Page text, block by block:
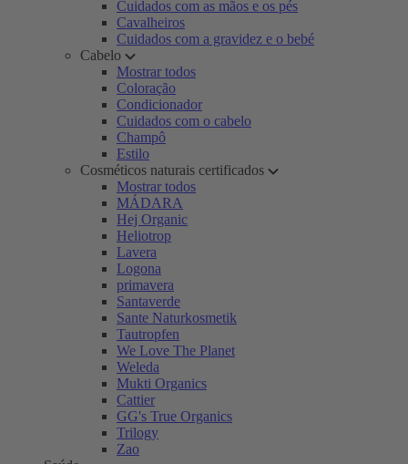
Cuidados com as mãos e os pés
Cavalheiros
Cuidados com a gravidez e o bebé
Cabelo
Mostrar todos
Coloração
Condicionador
Cuidados com o cabelo
Champô
Estilo
Cosméticos naturais certificados
Mostrar todos
MÁDARA
Hej Organic
Heliotrop
Lavera
Logona
primavera
Santaverde
Sante Naturkosmetik
Tautropfen
We Love The Planet
Weleda
Mukti Organics
Cattier
GG's True Organics
Trilogy
Zao